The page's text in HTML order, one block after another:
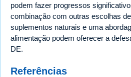
podem fazer progressos
combinação com outras escolhas
suplementos naturais e uma
alimentação podem oferecer a
DE.
Referências